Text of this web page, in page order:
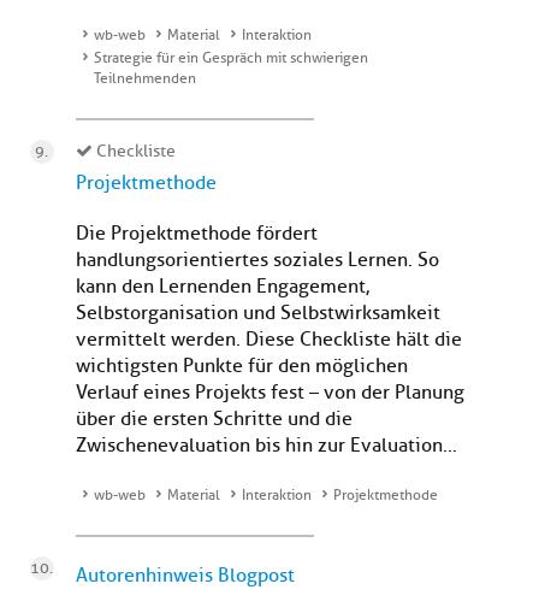
wb-web Material
Interaktion
Strategie für ein Gespräch mit schwierigen
Teilnehmenden
Checkliste
Projektmethode
Die Projektmethode fördert
handlungsorientiertes soziales Lernen. So
kann den Lernenden Engagement,
Selbstorganisation und Selbstwirksamkeit
vermittelt werden. Diese Checkliste hält die
wichtigsten Punkte für den möglichen
Verlauf eines Projekts fest – von der Planung
über die ersten Schritte und die
Zwischenevaluation bis hin zur Evaluation...
wb-web Material Interaktion Projektmethode
Autorenhinweis Blogpost